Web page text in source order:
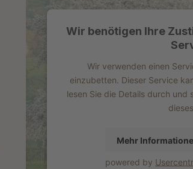
Wir benötigen Ihre
Wir verwenden einen
einzubetten. Dieser Service
lesen Sie die Details durch und
Mehr
powered by